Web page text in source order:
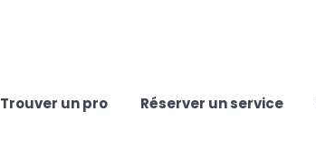
Trouver un pro Réserver un service